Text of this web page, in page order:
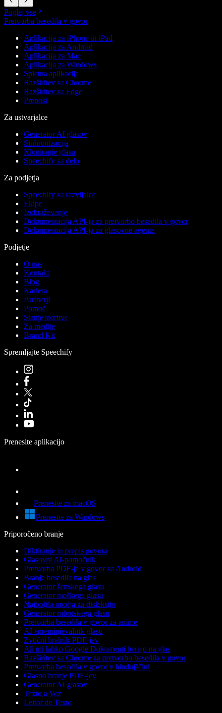
Poglej vse
Pretvorba besedila v govor
Aplikacija za iPhone in iPad
Aplikacija za Android
Aplikacija za Mac
Aplikacija za Windows
Spletna aplikacija
Razširitev za Chrome
Razširitev za Edge
Prenosi
Za ustvarjalce
Generator AI glasov
Sinhronizacija
Kloniranje glasu
Speechify za delo
Za podjetja
Speechify za razvijalce
Ekipe
Izobraževanje
Dokumentacija API-ja za pretvorbo besedila v govor
Dokumentacija API-ja za glasovne agente
Podjetje
O nas
Kontakt
Blog
Kariera
Partnerji
Pomoč
Stanje storitve
Za medije
Brand Kit
Spremljajte Speechify
Prenesite aplikacijo
Prenesite za macOS
Prenesite za Windows
Priporočeno branje
Diktiranje in prepis govora
Glasovni AI-pomočnik
Pretvorba PDF-ja v govor za Android
Branje besedila na glas
Generator ženskega glasu
Generator moškega glasu
Najboljša orodja za disleksijo
Generator robotskega glasu
Pretvorba besedila v govor za anime
AI-spreminjevalnik glasu
Zvočni bralnik PDF-jev
Ali mi lahko Google Dokumenti berejo na glas
Razširitev za Chrome za pretvorbo besedila v govor
Pretvorba besedila v govor v hindujščini
Glasno branje PDF-jev
Generator AI glasov
Texto a Voz
Leitor de Texto